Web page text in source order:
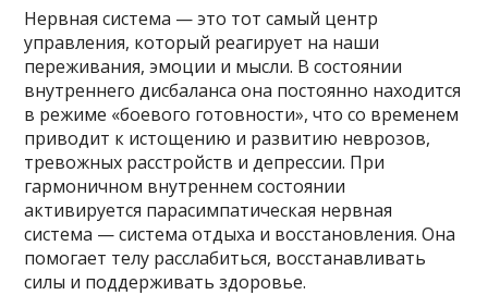
Нервная система — это тот самый центр
управления, который реагирует на наши
переживания, эмоции и мысли. В состоянии
внутреннего дисбаланса она постоянно находится
в режиме «боевого готовности», что со временем
приводит к истощению и развитию неврозов,
тревожных расстройств и депрессии. При
гармоничном внутреннем состоянии
активируется парасимпатическая нервная
система — система отдыха и восстановления. Она
помогает телу расслабиться, восстанавливать
силы и поддерживать здоровье.